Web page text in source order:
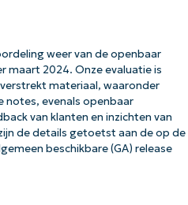
weer van de openbaar
maart 2024. Onze evaluatie is
materiaal, waaronder
evenals openbaar
van klanten en inzichten van
de details getoetst aan de op de
beschikbare (GA) release